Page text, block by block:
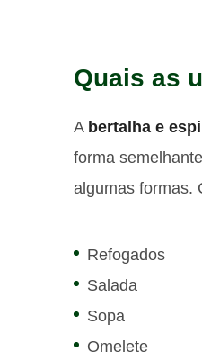
Quais as
A bertalha e
forma
algumas formas.
Refogados
Salada
Sopa
Omelete